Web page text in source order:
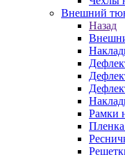
Внешний
Назад
Рамки